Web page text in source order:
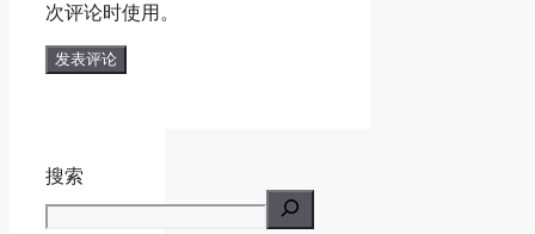
次评论时使用。
搜索